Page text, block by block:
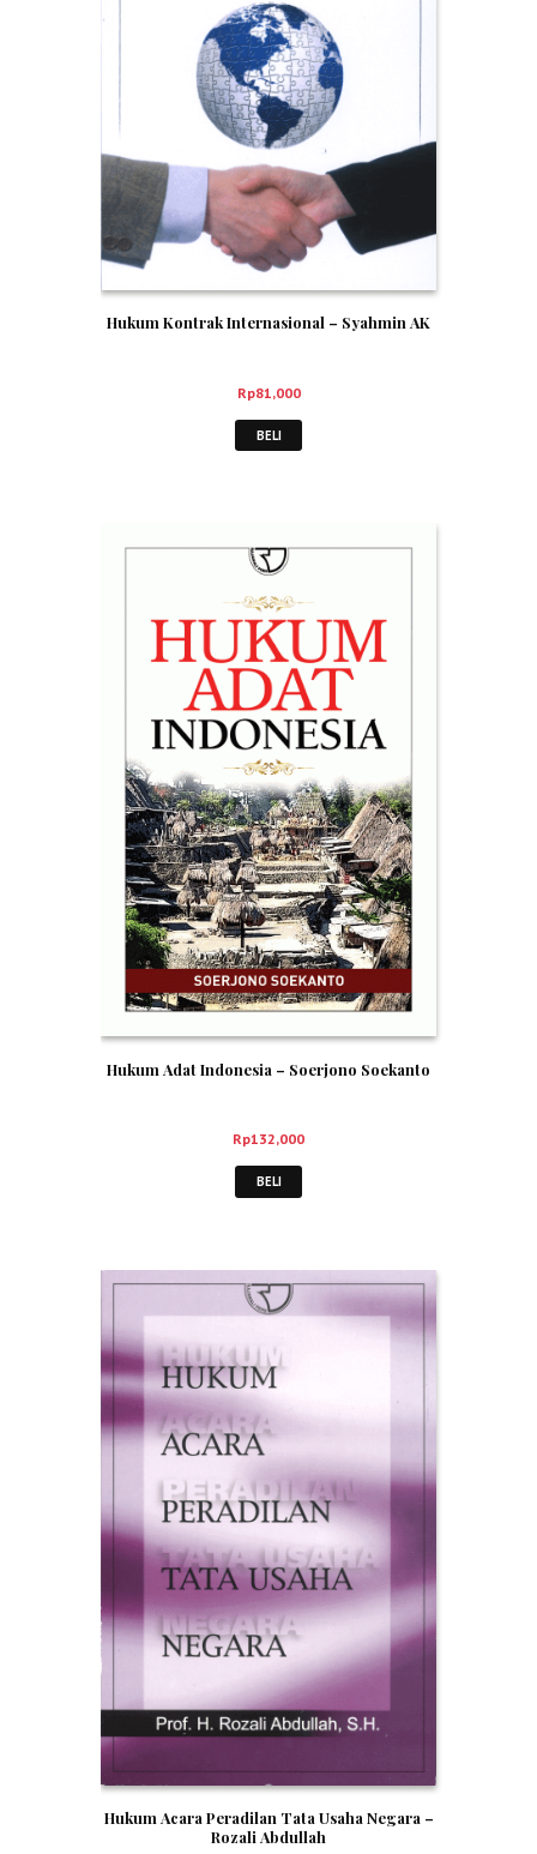
Hukum Kontrak Internasional – Syahmin AK
Rp81,000
BELI
Hukum Adat Indonesia – Soerjono Soekanto
Rp132,000
BELI
Hukum Acara Peradilan Tata Usaha Negara –
Rozali Abdullah